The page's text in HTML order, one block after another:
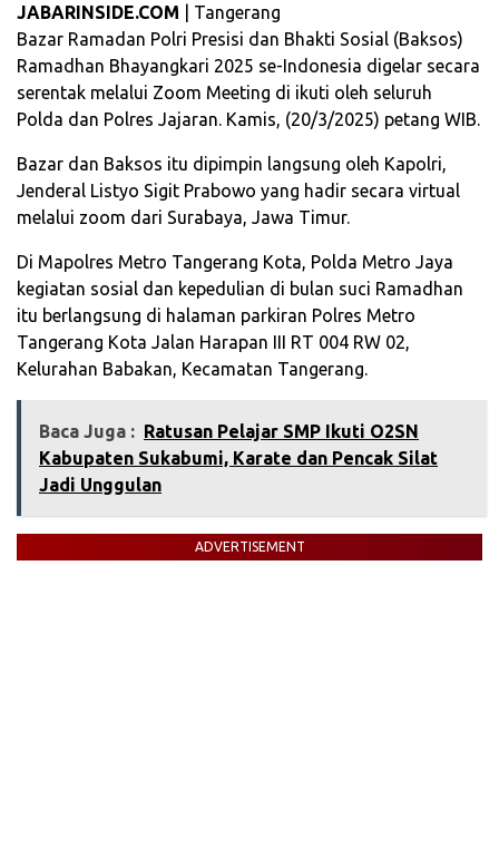
JABARINSIDE.COM | Tangerang
Bazar Ramadan Polri Presisi dan Bhakti Sosial (Baksos)
Ramadhan Bhayangkari 2025 se-Indonesia digelar secara
serentak melalui Zoom Meeting di ikuti oleh seluruh
Polda dan Polres Jajaran. Kamis, (20/3/2025) petang WIB.
Bazar dan Baksos itu dipimpin langsung oleh Kapolri,
Jenderal Listyo Sigit Prabowo yang hadir secara virtual
melalui zoom dari Surabaya, Jawa Timur.
Di Mapolres Metro Tangerang Kota, Polda Metro Jaya
kegiatan sosial dan kepedulian di bulan suci Ramadhan
itu berlangsung di halaman parkiran Polres Metro
Tangerang Kota Jalan Harapan III RT 004 RW 02,
Kelurahan Babakan, Kecamatan Tangerang.
Baca Juga : Ratusan Pelajar SMP Ikuti O2SN
Kabupaten Sukabumi, Karate dan Pencak Silat
Jadi Unggulan
ADVERTISEMENT